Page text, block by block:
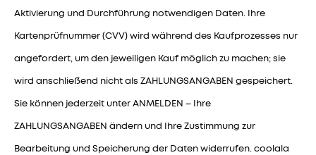
Aktivierung und Durchführung notwendigen Daten. Ihre
Kartenprüfnummer (CVV) wird während des Kaufprozesses nur
angefordert, um den jeweiligen Kauf möglich zu machen; sie
wird anschließend nicht als ZAHLUNGSANGABEN gespeichert.
Sie können jederzeit unter ANMELDEN – Ihre
ZAHLUNGSANGABEN ändern und Ihre Zustimmung zur
Bearbeitung und Speicherung der Daten widerrufen. coolala